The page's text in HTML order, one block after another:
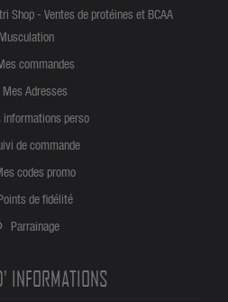
Shop - Ventes de protéines et BCAA
Musculation
commandes
Mes Adresses
informations perso
de commande
codes promo
de fidélité
Parrainage
INFORMATIONS